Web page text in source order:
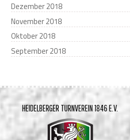
Dezember 2018
November 2018
Oktober 2018
September 2018
HEIDELBERGER TURNVEREIN 1846 E.V.